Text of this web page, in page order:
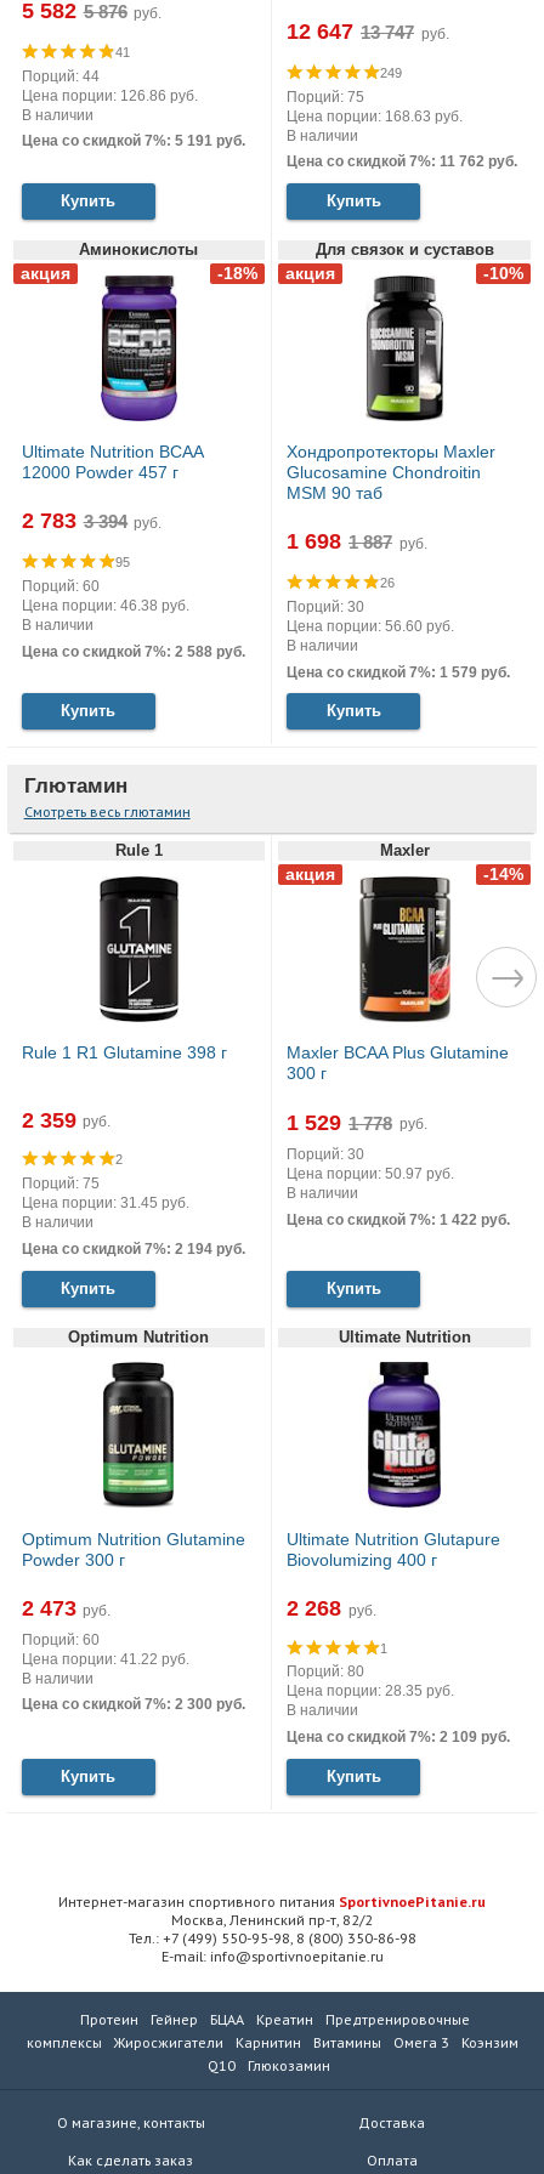
5 582 руб.
41
Порций: 44
Цена порции: 126.86 руб.
В наличии
Цена со скидкой 7%: 5 191 руб.
Купить
12 647 руб.
249
Порций: 75
Цена порции: 168.63 руб.
В наличии
Цена со скидкой 7%: 11 762 руб.
Купить
Аминокислоты
Ultimate Nutrition BCAA
12000 Powder 457 г
2 783 руб.
95
Порций: 60
Цена порции: 46.38 руб.
В наличии
Цена со скидкой 7%: 2 588 руб.
Купить
Для связок и суставов
Хондропротекторы Maxler
Glucosamine Chondroitin
MSM 90 таб
1 698 руб.
26
Порций: 30
Цена порции: 56.60 руб.
В наличии
Цена со скидкой 7%: 1 579 руб.
Купить
Глютамин
Смотреть весь глютамин
Rule 1
Rule 1 R1 Glutamine 398 г
2 359 руб.
2
Порций: 75
Цена порции: 31.45 руб.
В наличии
Цена со скидкой 7%: 2 194 руб.
Купить
Maxler
Maxler BCAA Plus Glutamine
300 г
1 529
руб.
Порций: 30
Цена порции: 50.97 руб.
В наличии
Цена со скидкой 7%: 1 422 руб.
Купить
Optimum Nutrition
Optimum Nutrition Glutamine
Powder 300 г
2 473 руб.
Порций: 60
Цена порции: 41.22 руб.
В наличии
Цена со скидкой 7%: 2 300 руб.
Купить
Ultimate Nutrition
Ultimate Nutrition Glutapure
Biovolumizing 400 г
2 268 руб.
1
Порций: 80
Цена порции: 28.35 руб.
В наличии
Цена со скидкой 7%: 2 109 руб.
Купить
Интернет-магазин спортивного питания SportivnoePitanie.ru
Москва, Ленинский пр-т, 82/2
Тел.: +7 (499) 550-95-98, 8 (800) 350-86-98
E-mail: info@sportivnoepitanie.ru
Протеин Гейнер БЦАА Креатин
Предтренировочные
комплексы
Жиросжигатели Карнитин Витамины Омега 3
Коэнзим
Q10
Глюкозамин
О магазине, контакты
Как сделать заказ
Доставка
Оплата